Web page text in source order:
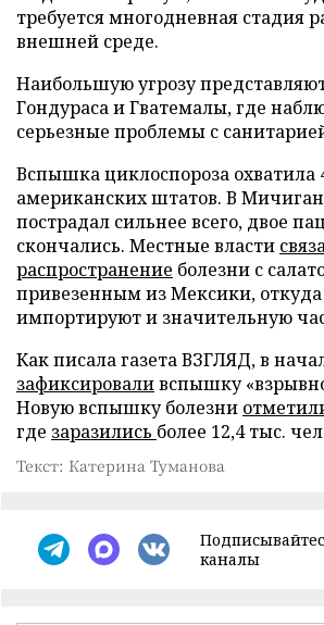
требуется многодневная стадия
внешней среде.
Наибольшую угрозу
Гондураса и Гватемалы, где
серьезные проблемы с
Вспышка циклоспороза охватила
американских штатов. В
пострадал сильнее всего, двое
скончались. Местные власти
распространение болезни с
привезенным из Мексики,
импортируют и значительную
Как писала газета ВЗГЛЯД, в
зафиксироваливспышку
Новую вспышку болезни
где заразились более 12,4 тыс.
Текст: Катерина Туманова
каналы